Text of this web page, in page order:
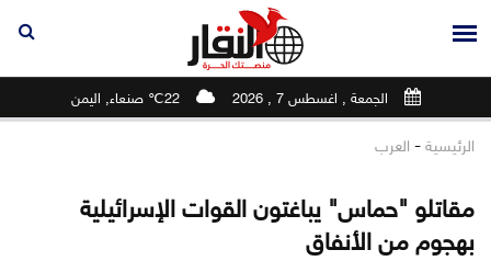
الجمعة , اغسطس 7 , 2026 22℃ صنعاء, اليمن
الرئيسية - العرب
مقاتلو "حماس" يباغتون القوات الإسرائيلية
بهجوم من الأنفاق